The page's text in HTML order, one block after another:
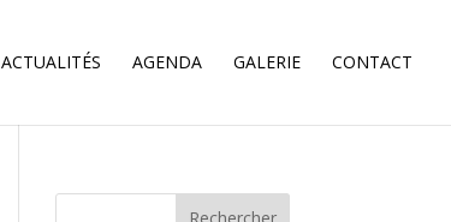
ACTUALITÉS AGENDA GALERIE CONTACT